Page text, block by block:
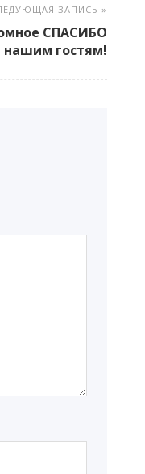
ЗАПИСЬ »
СПАСИБО
нашим гостям!